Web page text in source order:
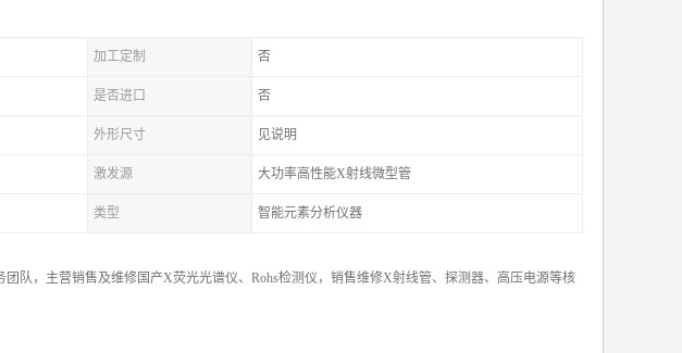
加工定制 否
是否进口 否
外形尺寸 见说明
激发源 大功率高性能X射线微型管
类型 智能元素分析仪器
队，主营销售及维修国产X荧光光谱仪、Rohs检测仪，销售维修X射线管、探测器、高压电源等核